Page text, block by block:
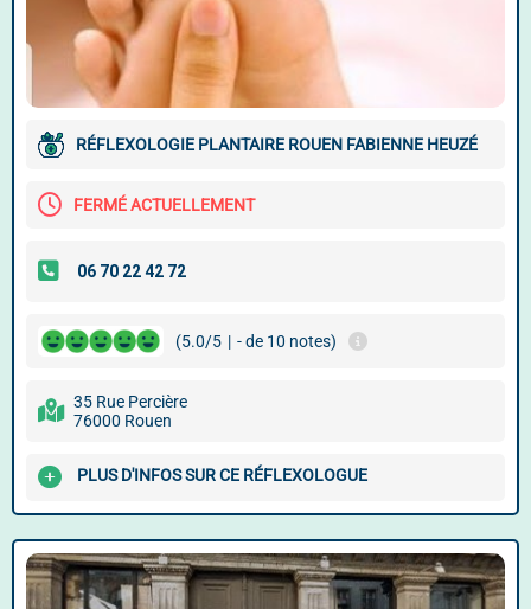
RÉFLEXOLOGIE PLANTAIRE ROUEN FABIENNE HEUZÉ
FERMÉ ACTUELLEMENT
(5.0/5 | - de 10 notes)
35 Rue Percière
76000 Rouen
PLUS D'INFOS SUR CE RÉFLEXOLOGUE